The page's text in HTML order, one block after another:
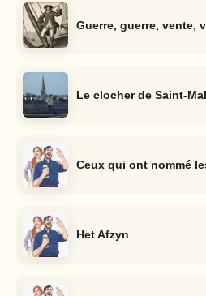
Guerre, guerre, vente,
Le clocher de Saint-
Ceux qui ont nommé
Het Afzyn